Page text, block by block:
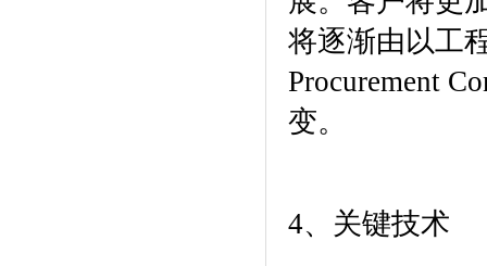
将逐渐由以工
Procurement
变。
4、关键技术